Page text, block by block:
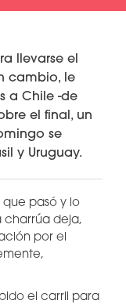
llevarse el
cambio, le
a Chile -de
el final, un
se
y Uruguay.
que pasó y lo
charrúa deja,
por el
el carril para